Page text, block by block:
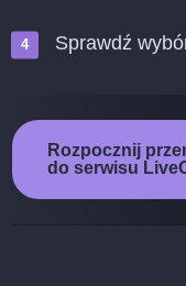
Sprawdź
Rozpocznij
do serwisu